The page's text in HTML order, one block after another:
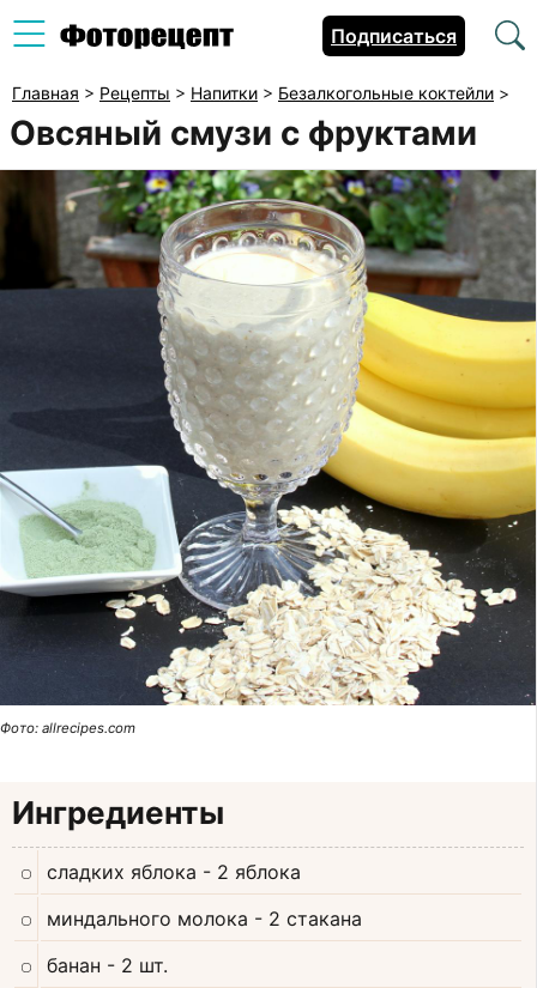
Подписаться
Главная > Рецепты > Напитки > Безалкогольные коктейли >
Овсяный смузи с фруктами
Фото: allrecipes.com
Ингредиенты
сладких яблока - 2 яблока
миндального молока - 2 стакана
банан - 2 шт.